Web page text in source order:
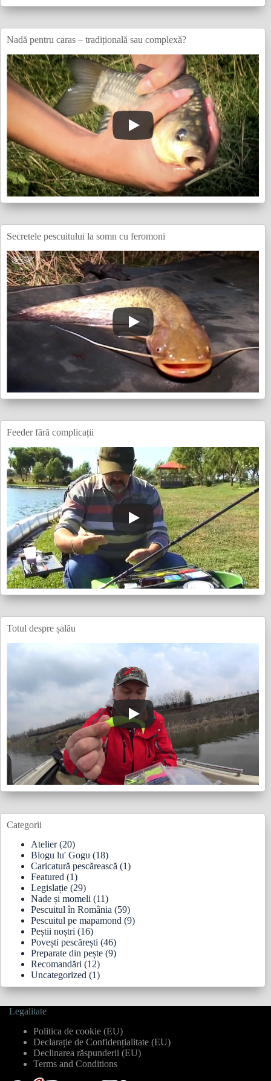
Nadă pentru caras – tradițională sau complexă?
Secretele pescuitului la somn cu feromoni
Feeder fără complicații
Totul despre șalău
Categorii
Atelier(20)
Blogu lu' Gogu (18)
Caricatură pescărească (1)
Featured (1)
Legislație (29)
Nade și momeli (11)
Pescuitul în România (59)
Pescuitul pe mapamond (9)
Peștii noștri (16)
Povești pescărești (46)
Preparate din pește (9)
Recomandări (12)
Uncategorized (1)
Legalitate
Politica de cookie (EU)
Declarație de Confidențialitate (EU)
Declinarea răspunderii (EU)
Terms and Conditions